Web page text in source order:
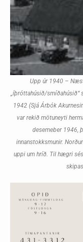
Upp úr 1940 –
„íþróttahúsið/smíðahúsið“
1942 (Sjá Árbók
var rekið mötuneyti
desemeber 1946,
innanstokksmunir.
uppi um hríð. Til hægri